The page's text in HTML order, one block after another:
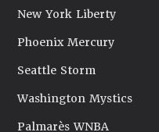
New York Liberty
Phoenix Mercury
Seattle Storm
Washington Mystics
Palmarès WNBA